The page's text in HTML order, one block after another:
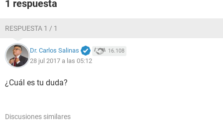
1 respuesta
RESPUESTA 1 / 1
Dr. Carlos Salinas 16.108
28 jul 2017 a las 05:12
¿Cuál es tu duda?
Discusiones similares